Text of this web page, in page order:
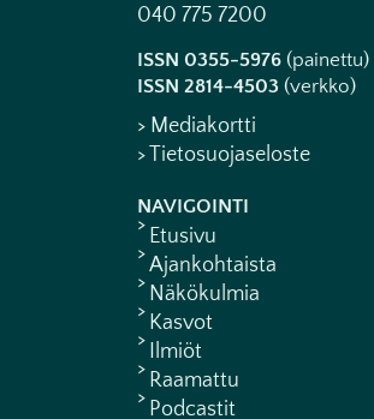
040 775 7200
ISSN 0355-5976 (painettu)
ISSN 2814-4503 (verkko)
> Mediakortti
> Tietosuojaseloste
NAVIGOINTI
Etusivu
Ajankohtaista
Näkökulmia
Kasvot
Ilmiöt
Raamattu
Podcastit